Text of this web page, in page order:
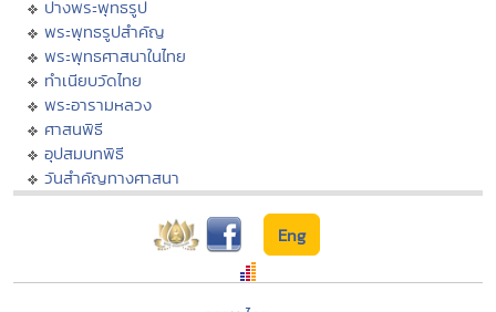
ปางพระพุทธรูป
พระพุทธรูปสำคัญ
พระพุทธศาสนาในไทย
ทำเนียบวัดไทย
พระอารามหลวง
ศาสนพิธี
อุปสมบทพิธี
วันสำคัญทางศาสนา
Eng